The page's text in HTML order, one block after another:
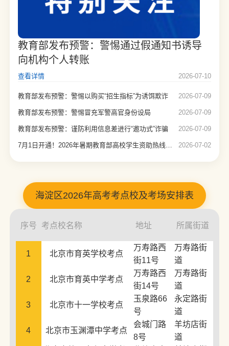
教育部发布预警：警惕通过假通知书诱导
向机构个人转账
查看详情 2026-07-10
教育部发布预警：警惕以购买“招生指标”为诱饵欺诈 2026-07-09
教育部发布预警：警惕冒充军警高官身份设局 2026-07-09
教育部发布预警：谨防利用信息差进行“邀功式”诈骗 2026-07-09
7月1日开通！2026年暑期教育部高校学生资助热线电话公布 2026-07-02
海淀区2026年高考考点校及考场安排表
序号 考点校名称 地址 所属街道
1 北京市育英学校考点
万寿路西
街11号
万寿路街
道
2 北京市育英中学考点
万寿路西
街14号
万寿路街
道
3 北京市十一学校考点
玉泉路66
号
永定路街
道
4 北京市玉渊潭中学考点
会城门路
8号
羊坊店街
道